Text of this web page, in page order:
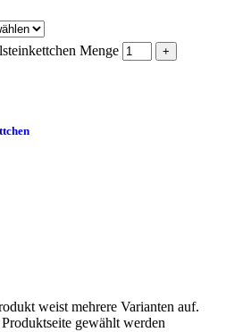
Menge +
weist mehrere Varianten auf.
gewählt werden